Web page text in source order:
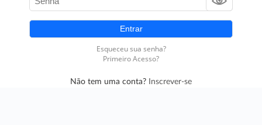
Não tem uma conta? Inscrever-se